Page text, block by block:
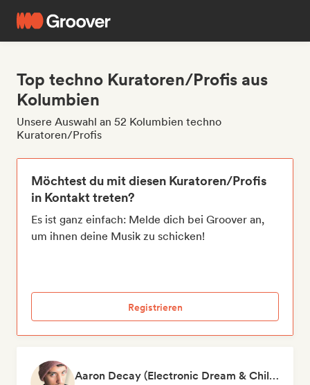
Top techno Kuratoren/Profis aus
Kolumbien
Unsere Auswahl an 52 Kolumbien techno
Kuratoren/Profis
Möchtest du mit diesen Kuratoren/Profis
in Kontakt treten?
Es ist ganz einfach: Melde dich bei Groover an,
um ihnen deine Musik zu schicken!
Registrieren
Aaron Decay (Electronic Dream & Chill Electronic Dream playlists)